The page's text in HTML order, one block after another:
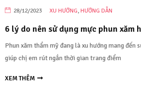
28/12/2023 XU HƯỚNG, HƯỚNG DẪN
6 lý do nên sử dụng mực phun xăm
Phun xăm thẩm mỹ đang là xu hướng mang đến
giúp chị em rút ngắn thời gian trang điểm
XEM THÊM